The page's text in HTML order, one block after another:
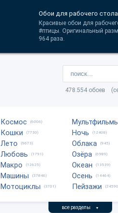
Обои для рабочего
Красивые обои для
#птицы. Оригинальный
964 раза.
478.554 обоев
Космос (6006)
Кошки (7730)
Лето (9673)
Любовь (1791)
Макро (12625)
Машины (37846)
Мотоциклы (3701)
Ночь (12408)
Облака (945)
Озёра (6989)
Океан (13539)
Осень (14464)
Пейзажи
все разделы ▼